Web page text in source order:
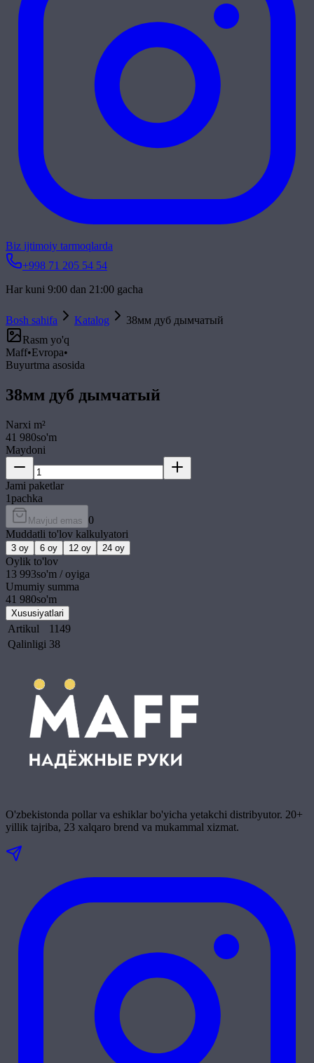
Biz ijtimoiy tarmoqlarda
+998 71 205 54 54
Har kuni 9:00 dan 21:00 gacha
Bosh sahifa Katalog
38мм дуб дымчатый
Rasm yo'q
Maff•Evropa•
Buyurtma asosida
38мм дуб дымчатый
Narxi m²
41 980so'm
Maydoni
Jami paketlar
1pachka
Mavjud emas 0
Muddatli to'lov kalkulyatori
3 oy 6 oy 12 oy 24 oy
Oylik to'lov
13 993so'm / oyiga
Umumiy summa
41 980so'm
Xususiyatlari
Artikul
1149
Qalinligi 38
O'zbekistonda pollar va eshiklar bo'yicha yetakchi distribyutor. 20+
yillik tajriba, 23 xalqaro brend va mukammal xizmat.